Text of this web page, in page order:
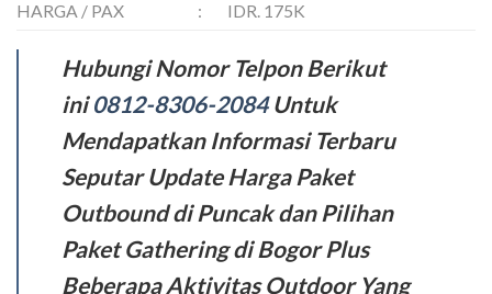
HARGA / PAX
: IDR. 175K
Hubungi Nomor Telpon Berikut
ini0812-8306-2084Untuk
Mendapatkan Informasi Terbaru
Seputar Update Harga Paket
Outbound di Puncak dan Pilihan
Paket Gathering di Bogor Plus
Beberapa Aktivitas Outdoor Yang